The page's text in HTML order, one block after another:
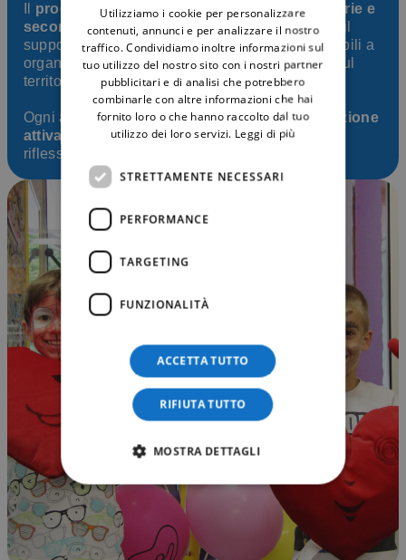
progetto didattico è rivolto allescuole primarie e
secondarie, statali e paritarie, e si realizza con il
supporto deivolontari di Cuore Fratello, disponibili a
organizzare incontri nelle classi, in particolare sul
territorio lombardo.
Ogni attività è pensata per favorire lapartecipazione
attiva degli studenti, stimolando il dialogo, la
riflessione e l’ascolto.
Utilizziamo i cookie per personalizzare
contenuti, annunci e per analizzare il nostro
traffico. Condividiamo inoltre informazioni sul
tuo utilizzo del nostro sito con i nostri partner
pubblicitari e di analisi che potrebbero
combinarle con altre informazioni che hai
fornito loro o che hanno raccolto dal tuo
utilizzo dei loro servizi. Leggi di più
STRETTAMENTE NECESSARI
PERFORMANCE
TARGETING
FUNZIONALITÀ
ACCETTA TUTTO
RIFIUTA TUTTO
MOSTRA DETTAGLI